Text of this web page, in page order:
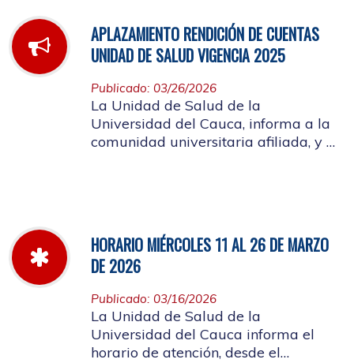
APLAZAMIENTO RENDICIÓN DE CUENTAS
UNIDAD DE SALUD VIGENCIA 2025
Publicado: 03/26/2026
La Unidad de Salud de la
Universidad del Cauca, informa a la
comunidad universitaria afiliada, y a
HORARIO MIÉRCOLES 11 AL 26 DE MARZO
DE 2026
Publicado: 03/16/2026
La Unidad de Salud de la
Universidad del Cauca informa el
horario de atención, desde el